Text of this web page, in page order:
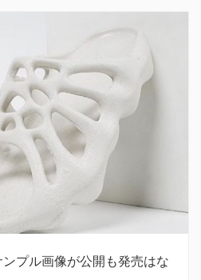
ンプル画像が公開も発売はな